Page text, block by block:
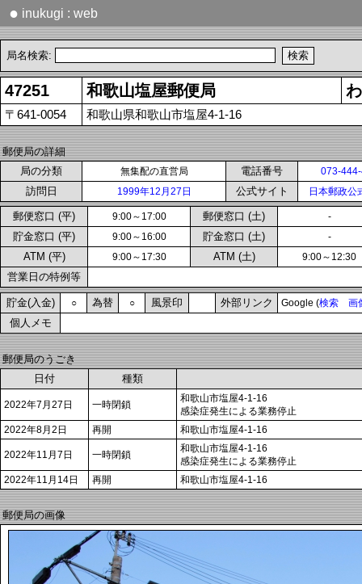
● inukugi : web
局名検索:
47251 和歌山塩屋郵便局
〒641-0054 和歌山県和歌山市塩屋4-1-16
郵便局の詳細
局の分類
無集配の直営局 電話番号 073-
訪問日 1999年12月27日 公式サイト 日本郵政公
郵便窓口 (平) 9:00～17:00 郵便窓口 (土) -
貯金窓口 (平) 9:00～16:00 貯金窓口 (土) -
ATM (平) 9:00～17:30 ATM (土) 9:00～12:30
営業日の特例等
貯金(入金) ○ 為替 ○ 風景印 外部リンク Google (検索 画
個人メモ
郵便局のうごき
日付
種類
2022年7月27日 一時閉鎖
和歌山市塩屋4-1-16
感染症発生による業務停止
2022年8月2日
再開 和歌山市塩屋4-1-16
2022年11月7日 一時閉鎖
和歌山市塩屋4-1-16
感染症発生による業務停止
2022年11月14日
再開 和歌山市塩屋4-1-16
郵便局の画像